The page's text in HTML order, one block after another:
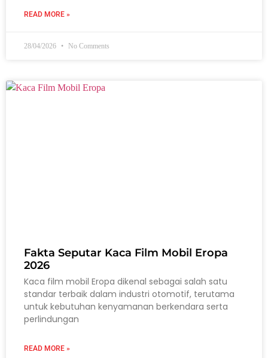
READ MORE »
28/04/2026 No Comments
Fakta Seputar Kaca Film Mobil Eropa
2026
Kaca film mobil Eropa dikenal sebagai salah satu
standar terbaik dalam industri otomotif, terutama
untuk kebutuhan kenyamanan berkendara serta
perlindungan
READ MORE »